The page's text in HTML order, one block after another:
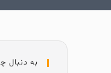
به دنبال